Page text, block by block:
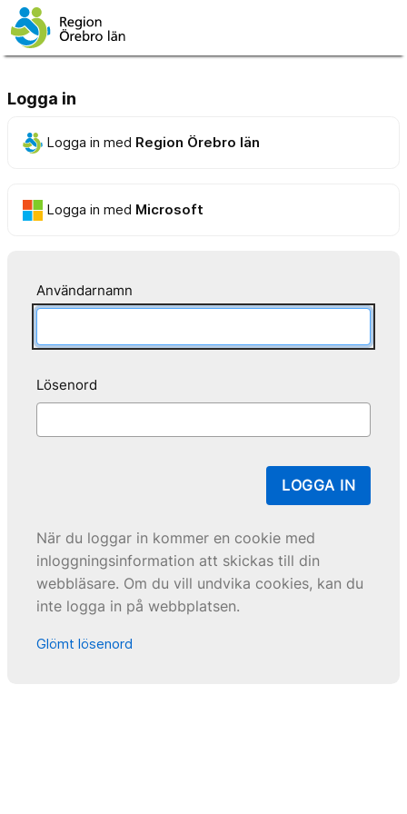
Logga in
Logga in med Region Örebro län
Logga in med Microsoft
Användarnamn
Lösenord
LOGGA IN
När du loggar in kommer en cookie med
inloggningsinformation att skickas till din
webbläsare. Om du vill undvika cookies, kan du
inte logga in på webbplatsen.
Glömt lösenord